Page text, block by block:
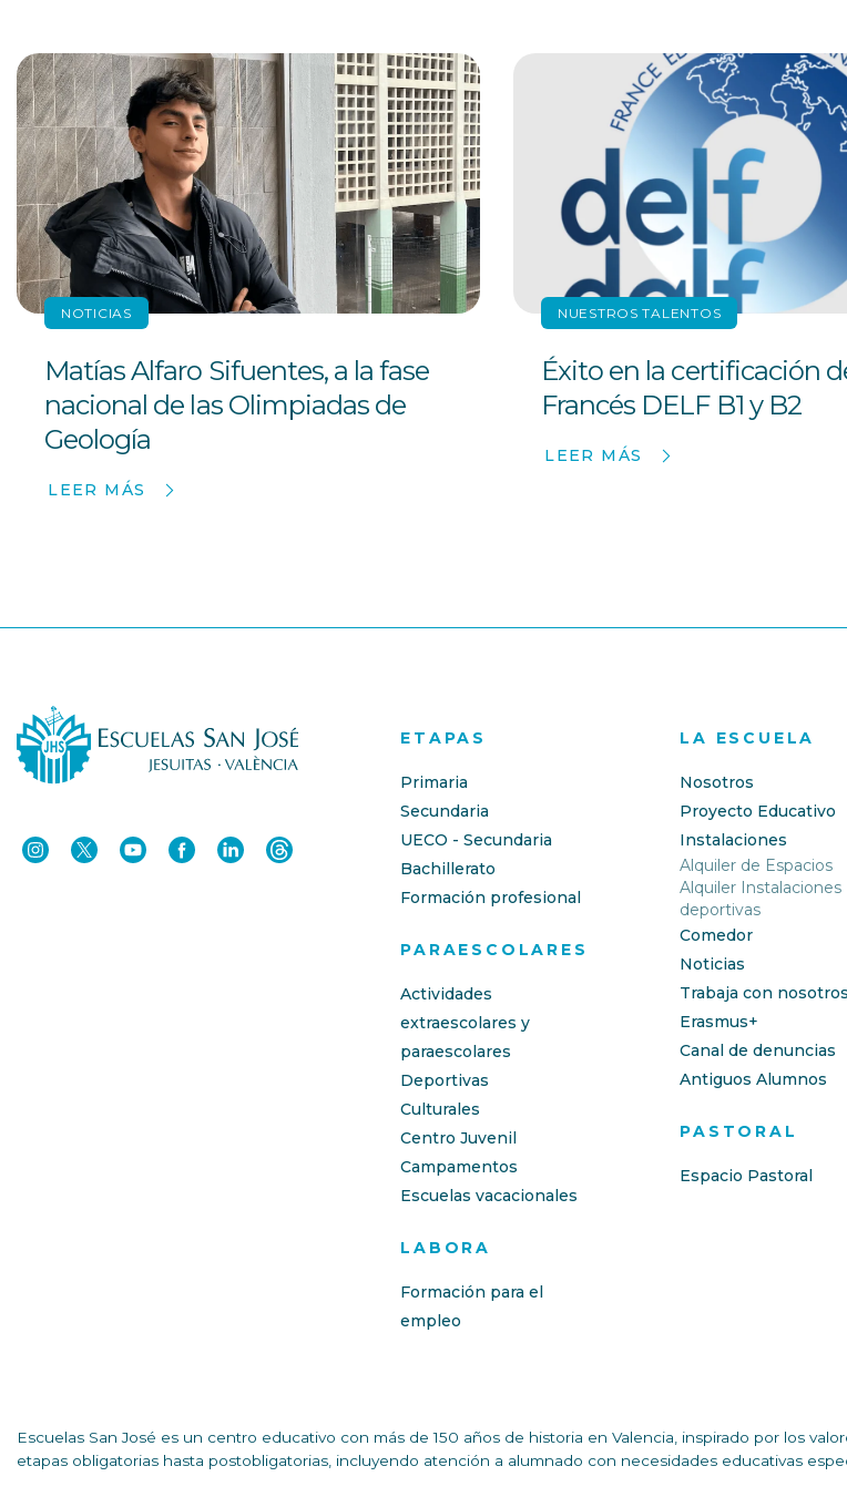
NOTICIAS
Matías Alfaro Sifuentes, a la fase
nacional de las Olimpiadas de
Geología
LEER MÁS
NUESTROS TALENTOS
Éxito en la certificación
Francés DELF B1 y B2
LEER MÁS
ETAPAS
Primaria
Secundaria
UECO - Secundaria
Bachillerato
Formación profesional
PARAESCOLARES
Actividades
extraescolares y
paraescolares
Deportivas
Culturales
Centro Juvenil
Campamentos
Escuelas vacacionales
LABORA
Formación para el
empleo
LA ESCUELA
Nosotros
Proyecto Educativo
Instalaciones
Alquiler de Espacios
Alquiler Instalaciones
deportivas
Comedor
Noticias
Trabaja con nosotros
Erasmus+
Canal de denuncias
Antiguos Alumnos
PASTORAL
Espacio Pastoral
Escuelas San José es un centro educativo con más de 150 años de historia en Valencia, inspirado por los
etapas obligatorias hasta postobligatorias, incluyendo atención a alumnado con necesidades educativas